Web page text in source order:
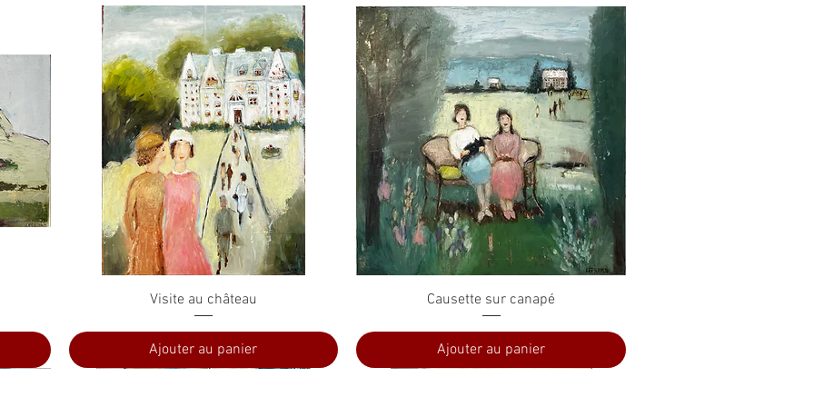
Aperçu rapide
Visite au château
Ajouter au panier
Aperçu rapide
Causette sur canapé
Ajouter au panier